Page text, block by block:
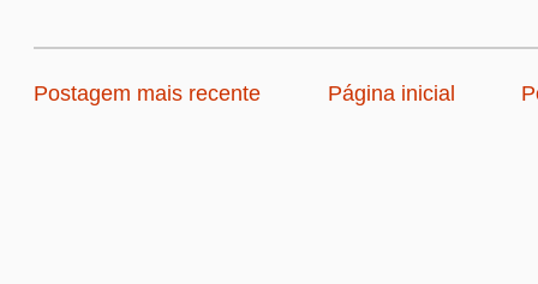
Postagem mais recente Página inicial